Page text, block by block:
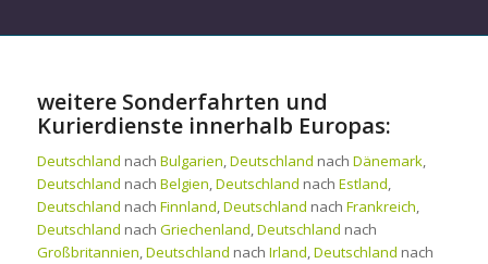
weitere Sonderfahrten und
Kurierdienste innerhalb Europas:
Deutschland nach Bulgarien,Deutschland nach Dänemark,
Deutschland nach Belgien,Deutschland nach Estland,
Deutschland nach Finnland,Deutschland nach Frankreich,
Deutschland nach Griechenland,Deutschland nach
Großbritannien,Deutschland nach Irland,Deutschland nach